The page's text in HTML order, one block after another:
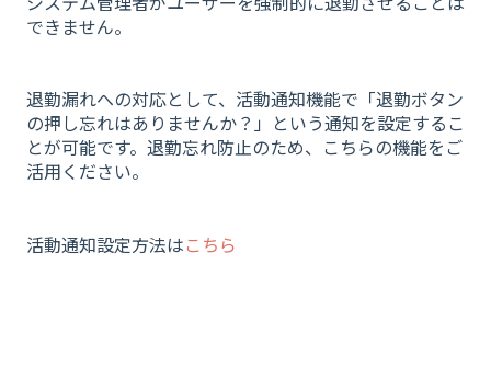
できません。
退勤漏れへの対応として、活動通知機能で「退勤ボタン
の押し忘れはありませんか？」という通知を設定するこ
とが可能です。退勤忘れ防止のため、こちらの機能をご
活用ください。
活動通知設定方法はこちら